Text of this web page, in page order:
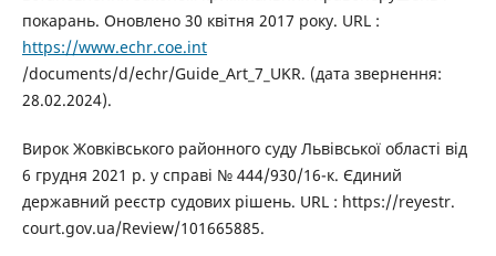
покарань. Оновлено 30 квітня 2017 року. URL :
https://www.echr.coe.int
/documents/d/echr/Guide_Art_7_UKR. (дата звернення:
28.02.2024).
Вирок Жовківського районного суду Львівської області від
6 грудня 2021 р. у справі № 444/930/16-к. Єдиний
державний реєстр судових рішень. URL : https://reyestr.
court.gov.ua/Review/101665885.